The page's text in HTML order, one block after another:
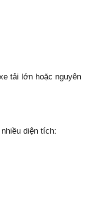
tải lớn hoặc nguyên
diện tích: